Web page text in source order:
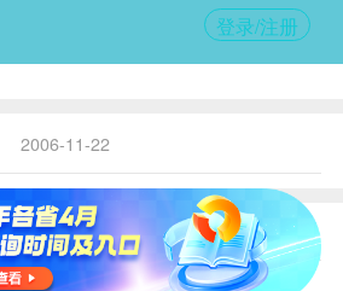
登录/注册
2006-11-22